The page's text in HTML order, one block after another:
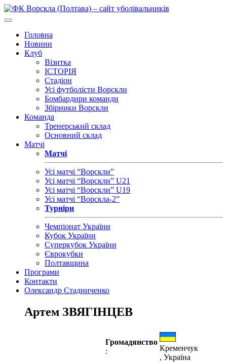
Головна
Новини
Клуб
Візитка
ІСТОРІЯ
Стадіон
Усі футболісти Ворскли
Бомбардири команди
Збірники Ворскли
Команда
Тренерський склад
Основний склад
Матчі
Матчі
Усі матчі “Ворскли”
Усі матчі “Ворскли” U21
Усі матчі “Ворскли” U19
Усі матчі “Ворскла-2”
Турніри
Чемпіонат України
Кубок України
Суперкубок України
Єврокубки
Полтавщина
Програми
Контакти
Олександр Стадниченко
Артем ЗВЯГІНЦЕВ
Громадянство
:
Кременчук
, Україна